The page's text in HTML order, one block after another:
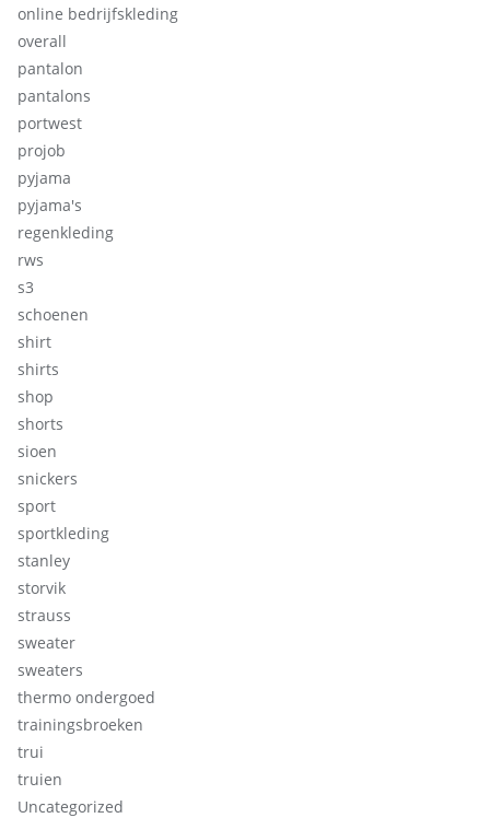
online bedrijfskleding
overall
pantalon
pantalons
portwest
projob
pyjama
pyjama's
regenkleding
rws
s3
schoenen
shirt
shirts
shop
shorts
sioen
snickers
sport
sportkleding
stanley
storvik
strauss
sweater
sweaters
thermo ondergoed
trainingsbroeken
trui
truien
Uncategorized